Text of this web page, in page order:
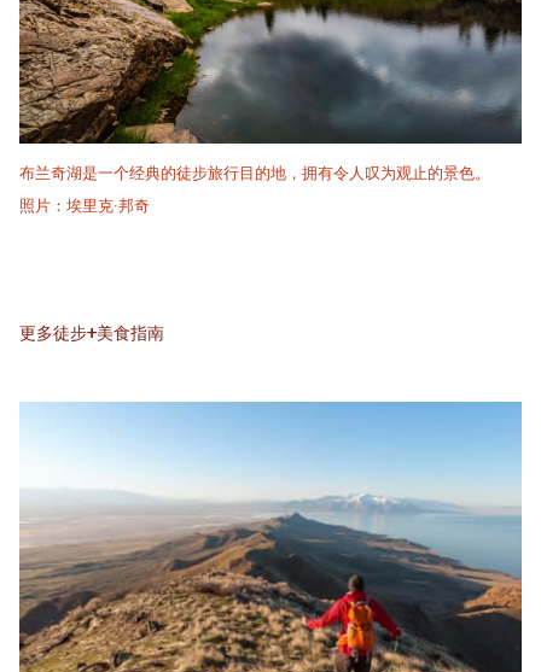
布兰奇湖是一个经典的徒步旅行目的地，拥有令人叹为观止的景色。
照片：埃里克·邦奇
更多徒步+美食指南